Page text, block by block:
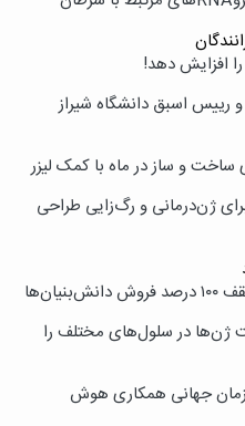
افزایش دهد!
رییس اسبق دانشگاه شیراز
ساخت و ساز در ماه با کمک لیزر
ژن‌درمانی و رگ‌زایی طراحی
ژن‌ها در سلول‌های مختلف را
جهانی همکاری هوش